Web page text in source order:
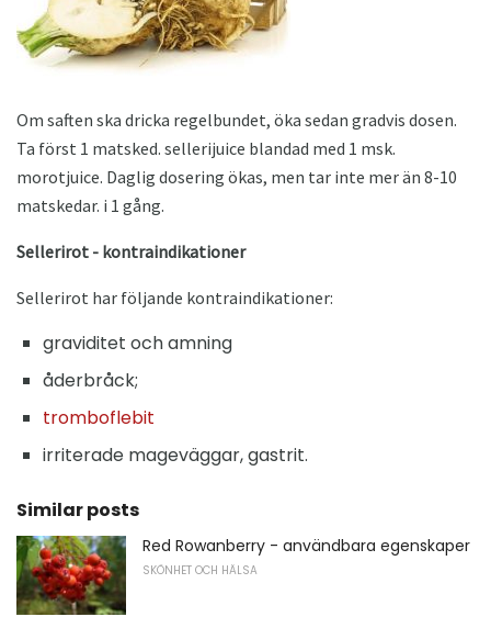
Om saften ska dricka regelbundet, öka sedan gradvis dosen.
Ta först 1 matsked. sellerijuice blandad med 1 msk.
morotjuice. Daglig dosering ökas, men tar inte mer än 8-10
matskedar. i 1 gång.
Sellerirot - kontraindikationer
Sellerirot har följande kontraindikationer:
graviditet och amning
åderbråck;
tromboflebit
irriterade mageväggar, gastrit.
Similar posts
Red Rowanberry - användbara egenskaper
SKÖNHET OCH HÄLSA